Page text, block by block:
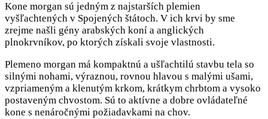
Kone morgan sú jedným z najstarších plemien
vyšľachtených v Spojených štátoch. V ich krvi by sme
zrejme našli gény arabských koní a anglických
plnokrvníkov, po ktorých získali svoje vlastnosti.
Plemeno morgan má kompaktnú a ušľachtilú stavbu tela so
silnými nohami, výraznou, rovnou hlavou s malými ušami,
vzpriameným a klenutým krkom, krátkym chrbtom a vysoko
postaveným chvostom. Sú to aktívne a dobre ovládateľné
kone s nenáročnými požiadavkami na chov.